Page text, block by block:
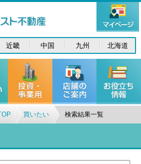
近畿 中国 九州 北海道
買いたい 検索結果一覧